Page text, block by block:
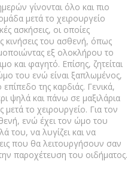
γίνονται όλο και πιο
μετά το χειρουργείο
ασκήσεις, οι οποίες
κινήσεις του ασθενή, όπως
εξ ολοκλήρου το
και φαγητό. Επίσης, ζητείται
του ενώ είναι ξαπλωμένος,
της καρδιάς. Γενικά,
ψηλά και πάνω σε μαξιλάρια
το χειρουργείο. Για τον
ενώ έχει τον ώμο του
του, να λυγίζει και να
που θα λειτουργήσουν σαν
παροχέτευση του οιδήματος.